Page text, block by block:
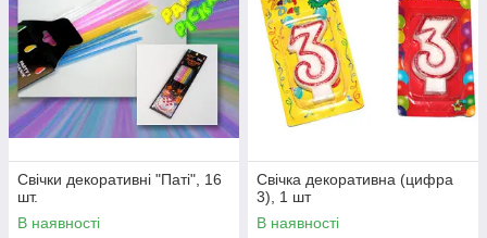
Свічки декоративні "Паті", 16
шт.
В наявності
Свічка декоративна (цифра
3), 1 шт
В наявності